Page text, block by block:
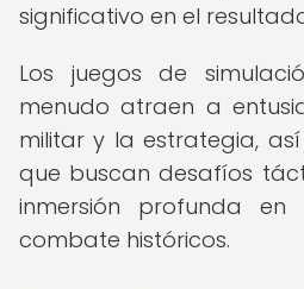
significativo en el
Los juegos de
menudo atraen a
militar y la estrategia,
que buscan desafíos
inmersión profunda en
combate históricos.